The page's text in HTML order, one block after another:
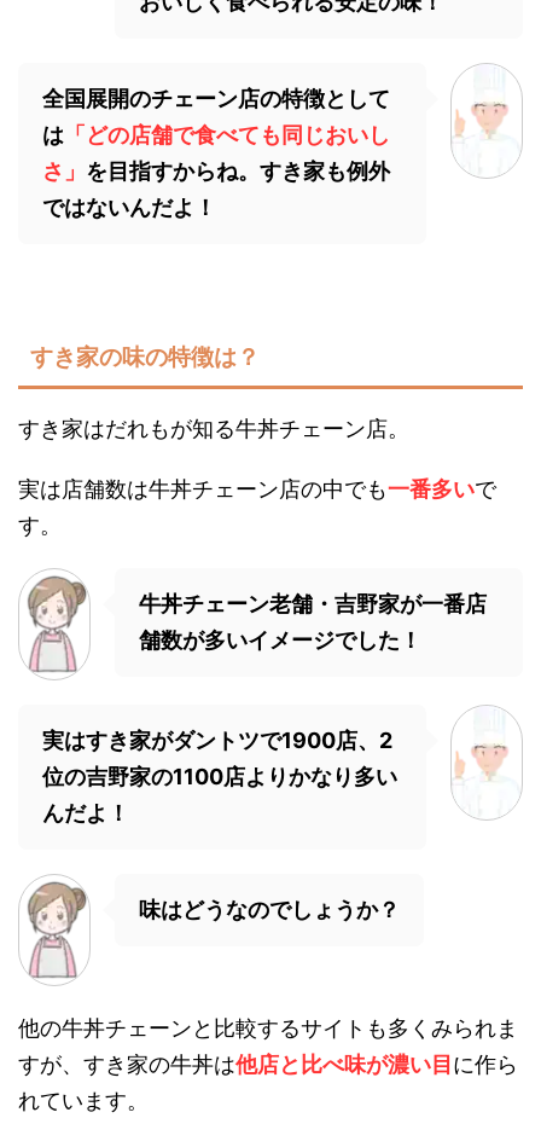
全国展開のチェーン店の特徴として
は 「どの店舗で食べても同じおいし
さ」 を目指すからね。すき家も例外
ではないんだよ！
すき家の味の特徴は？
すき家はだれもが知る牛丼チェーン店。
実は店舗数は牛丼チェーン店の中でも一番多いで
す。
牛丼チェーン老舗・吉野家が一番店
舗数が多いイメージでした！
実はすき家がダントツで1900店、2
位の吉野家の1100店よりかなり多い
んだよ！
味はどうなのでしょうか？
他の牛丼チェーンと比較するサイトも多くみられま
すが、すき家の牛丼は他店と比べ味が濃い目 に作ら
れています。